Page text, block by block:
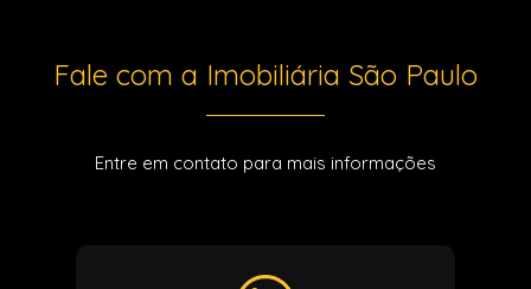
Fale com a Imobiliária São Paulo
Entre em contato para mais informações